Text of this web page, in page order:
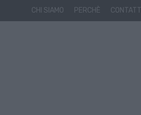
CHI SIAMO PERCHÈ CONTATTI